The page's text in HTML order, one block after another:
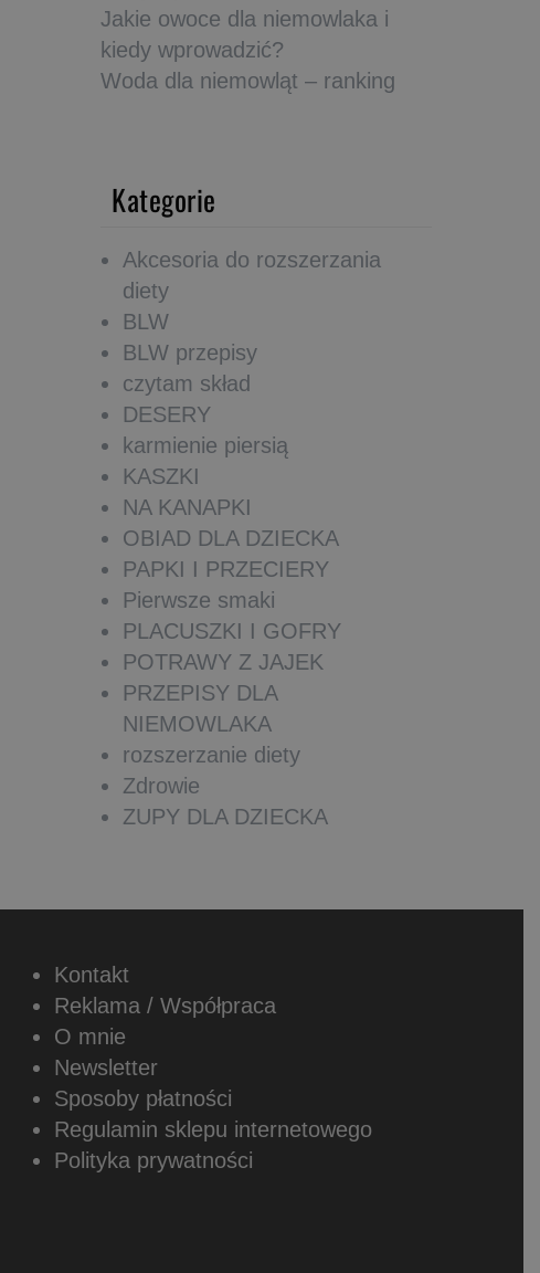
Jakie owoce dla niemowlaka i
kiedy wprowadzić?
Woda dla niemowląt – ranking
Kategorie
Akcesoria do rozszerzania
diety
BLW
BLW przepisy
czytam skład
DESERY
karmienie piersią
KASZKI
NA KANAPKI
OBIAD DLA DZIECKA
PAPKI I PRZECIERY
Pierwsze smaki
PLACUSZKI I GOFRY
POTRAWY Z JAJEK
PRZEPISY DLA
NIEMOWLAKA
rozszerzanie diety
Zdrowie
ZUPY DLA DZIECKA
Kontakt
Reklama / Współpraca
O mnie
Newsletter
Sposoby płatności
Regulamin sklepu internetowego
Polityka prywatności